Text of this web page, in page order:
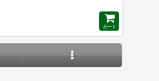
カート